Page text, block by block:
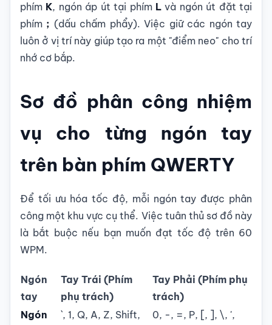
phím K, ngón áp út tại phím Lvà ngón út đặt tại
phím ; (dấu chấm phẩy). Việc giữ các ngón tay
luôn ở vị trí này giúp tạo ra một "điểm neo" cho trí
nhớ cơ bắp.
Sơ đồ phân công nhiệm
vụ cho từng ngón tay
trên bàn phím QWERTY
Để tối ưu hóa tốc độ, mỗi ngón tay được phân
công một khu vực cụ thể. Việc tuân thủ sơ đồ này
là bắt buộc nếu bạn muốn đạt tốc độ trên 60
WPM.
Ngón
tay
Tay Trái (Phím
phụ trách)
Tay Phải (Phím phụ
trách)
Ngón
`, 1, Q, A, Z, Shift,
0, -, =, P, [, ], \, ',